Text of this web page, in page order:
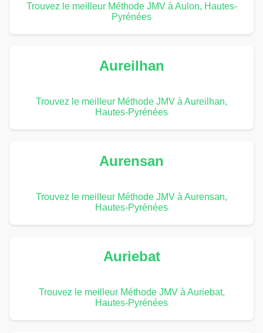
Trouvez le meilleur Méthode JMV à Aulon, Hautes-
Pyrénées
Aureilhan
Trouvez le meilleur Méthode JMV à Aureilhan,
Hautes-Pyrénées
Aurensan
Trouvez le meilleur Méthode JMV à Aurensan,
Hautes-Pyrénées
Auriebat
Trouvez le meilleur Méthode JMV à Auriebat,
Hautes-Pyrénées